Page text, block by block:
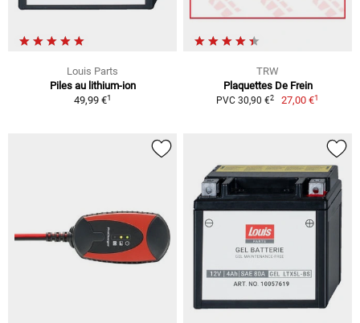
Louis Parts
Piles au lithium-ion
49,99 €1
TRW
Plaquettes De Frein
PVC 30,90 €2 27,00 €1